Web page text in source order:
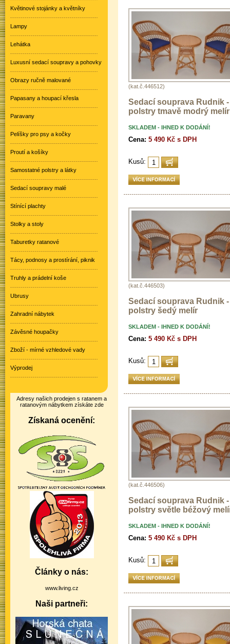
(kat.č.446512)
Sedací souprava Rudnik -
polstry tmavě modrý melír
SKLADEM - IHNED K DODÁNÍ!
Cena: 5 490 Kč s DPH
Kusů:
(kat.č.446503)
Sedací souprava Rudnik -
polstry šedý melír
SKLADEM - IHNED K DODÁNÍ!
Cena: 5 490 Kč s DPH
Kusů:
(kat.č.446506)
Sedací souprava Rudnik -
polstry světle béžový
SKLADEM - IHNED K DODÁNÍ!
Cena: 5 490 Kč s DPH
Kusů:
Květinové stojánky a květníky
Lampy
Lehátka
Luxusní sedací soupravy a pohovky
Obrazy ručně malované
Papasany a houpací křesla
Paravany
Pelíšky pro psy a kočky
Proutí a košíky
Samostatné polstry a látky
Sedací soupravy malé
Stínící plachty
Stolky a stoly
Taburetky ratanové
Tácy, podnosy a prostírání, piknik
Truhly a prádelní koše
Ubrusy
Zahradní nábytek
Závěsné houpačky
Zboží - mírné vzhledové vady
Výprodej
Adresy našich prodejen s ratanem a
ratanovým nábytkem získáte zde
Získaná ocenění:
Články o nás:
www.living.cz
Naši partneři: